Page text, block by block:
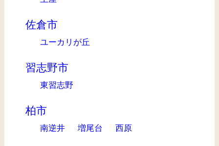
佐倉市
ユーカリが丘
習志野市
東習志野
柏市
南逆井 増尾台 西原